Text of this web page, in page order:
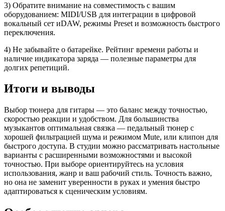
3) Обратите внимание на совместимость с вашим
оборудованием: MIDI/USB для интеграции в цифровой
вокальный сет иDAW, режимы Preset и возможность быстрого
переключения.
4) Не забывайте о батарейке. Рейтинг времени работы и
наличие индикатора заряда — полезные параметры для
долгих репетиций.
Итоги и выводы
Выбор тюнера для гитары — это баланс между точностью,
скоростью реакции и удобством. Для большинства
музыкантов оптимальная связка — педальный тюнер с
хорошей фильтрацией шума и режимом Mute, или клипон для
быстрого доступа. В студии можно рассматривать настольные
варианты с расширенными возможностями и высокой
точностью. При выборе ориентируйтесь на условия
использования, жанр и ваш рабочий стиль. Точность важно,
но она не заменит уверенности в руках и умения быстро
адаптироваться к сценическим условиям.